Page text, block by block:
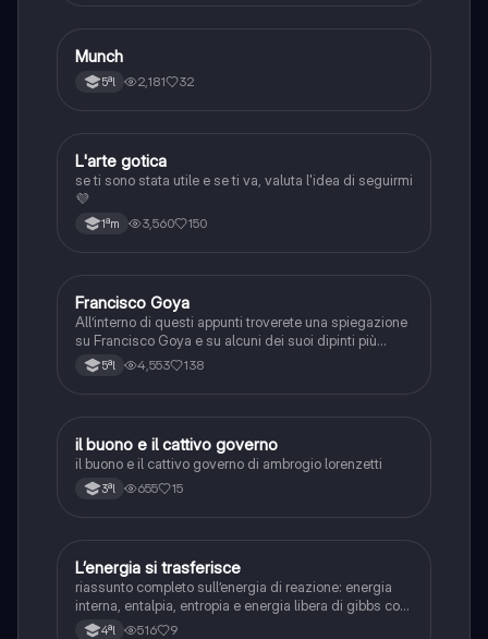
Arte
Munch
5ªl 2,181 32
Arte
L'arte gotica
se ti sono stata utile e se ti va, valuta l'idea di seguirmi
💜
1ªm 3,560 150
Arte
Francisco Goya
All’interno di questi appunti troverete una spiegazione
su Francisco Goya e su alcuni dei suoi dipinti più
importanti. In questa interrogazione ho preso 9-.
5ªl 4,553 138
Arte
il buono e il cattivo governo
il buono e il cattivo governo di ambrogio lorenzetti
3ªl 655 15
Scienze
L’energia si trasferisce
riassunto completo sull’energia di reazione: energia
interna, entalpia, entropia e energia libera di gibbs con
formule
4ªl 516 9